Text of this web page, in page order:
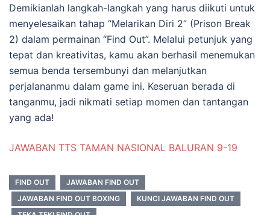
Demikianlah langkah-langkah yang harus diikuti untuk
menyelesaikan tahap “Melarikan Diri 2” (Prison Break
2) dalam permainan “Find Out”. Melalui petunjuk yang
tepat dan kreativitas, kamu akan berhasil menemukan
semua benda tersembunyi dan melanjutkan
perjalananmu dalam game ini. Keseruan berada di
tanganmu, jadi nikmati setiap momen dan tantangan
yang ada!
JAWABAN TTS TAMAN NASIONAL BALURAN 9-19
FIND OUT
JAWABAN FIND OUT
JAWABAN FIND OUT BOXING
KUNCI JAWABAN FIND OUT